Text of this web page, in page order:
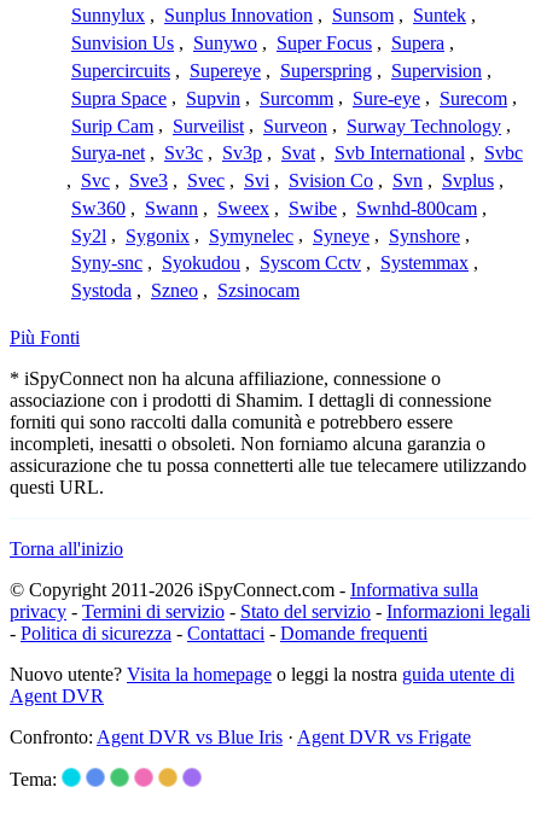
Sunnylux , Sunplus Innovation , Sunsom , Suntek ,
Sunvision Us , Sunywo , Super Focus , Supera ,
Supercircuits , Supereye , Superspring , Supervision ,
Supra Space , Supvin , Surcomm , Sure-eye , Surecom ,
Surip Cam , Surveilist , Surveon , Surway Technology ,
Surya-net , Sv3c , Sv3p , Svat , Svb International , Svbc
, Svc , Sve3 , Svec , Svi , Svision Co , Svn , Svplus ,
Sw360 , Swann , Sweex , Swibe , Swnhd-800cam ,
Sy2l , Sygonix , Symynelec , Syneye , Synshore ,
Syny-snc , Syokudou , Syscom Cctv , Systemmax ,
Systoda , Szneo , Szsinocam
Più Fonti
* iSpyConnect non ha alcuna affiliazione, connessione o
associazione con i prodotti di Shamim. I dettagli di connessione
forniti qui sono raccolti dalla comunità e potrebbero essere
incompleti, inesatti o obsoleti. Non forniamo alcuna garanzia o
assicurazione che tu possa connetterti alle tue telecamere utilizzando
questi URL.
Torna all'inizio
© Copyright 2011-2026 iSpyConnect.com - Informativa sulla
privacy - Termini di servizio - Stato del servizio - Informazioni legali
- Politica di sicurezza - Contattaci - Domande frequenti
Nuovo utente? Visita la homepage o leggi la nostra guida utente di
Agent DVR
Confronto: Agent DVR vs Blue Iris · Agent DVR vs Frigate
Tema: